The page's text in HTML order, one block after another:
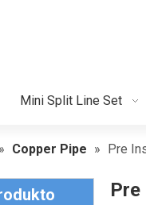
Mini Split Line Set
» Copper Pipe » Pre
Pre